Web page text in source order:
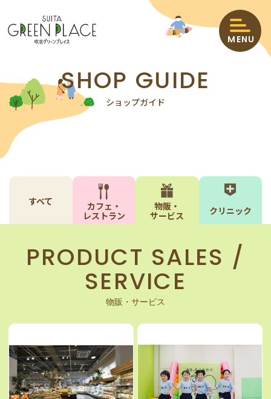
ショップニュース
ショップガイド
エリアマップ
クーポン
アクセス＆コンセプト
サービス案内
MENU
SHOP GUIDE
ショップガイド
すべて
カフェ・
レストラン
物販・
サービス
クリニック
PRODUCT SALES /
SERVICE
物販・サービス